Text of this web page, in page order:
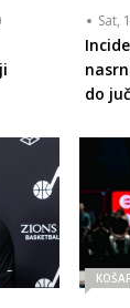
Sat,
do